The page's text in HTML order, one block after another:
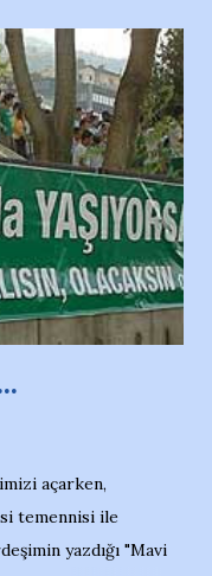
açarken,
temennisi ile
yazdığı "Mavi